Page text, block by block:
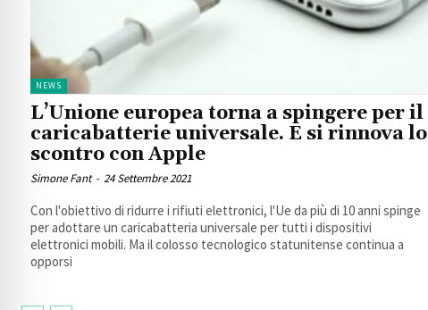
NEWS
L’Unione europea torna a spingere per il
caricabatterie universale. E si rinnova lo
scontro con Apple
Simone Fant - 24 Settembre 2021
Con l'obiettivo di ridurre i rifiuti elettronici, l'Ue da più di 10 anni spinge
per adottare un caricabatteria universale per tutti i dispositivi
elettronici mobili. Ma il colosso tecnologico statunitense continua a
opporsi